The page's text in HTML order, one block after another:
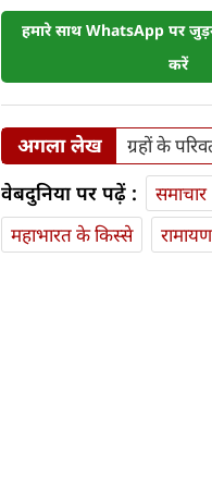
हमारे साथ WhatsApp पर
करें
अगला लेख ग्रहों के
वेबदुनिया पर पढ़ें : समाचार
महाभारत के किस्से